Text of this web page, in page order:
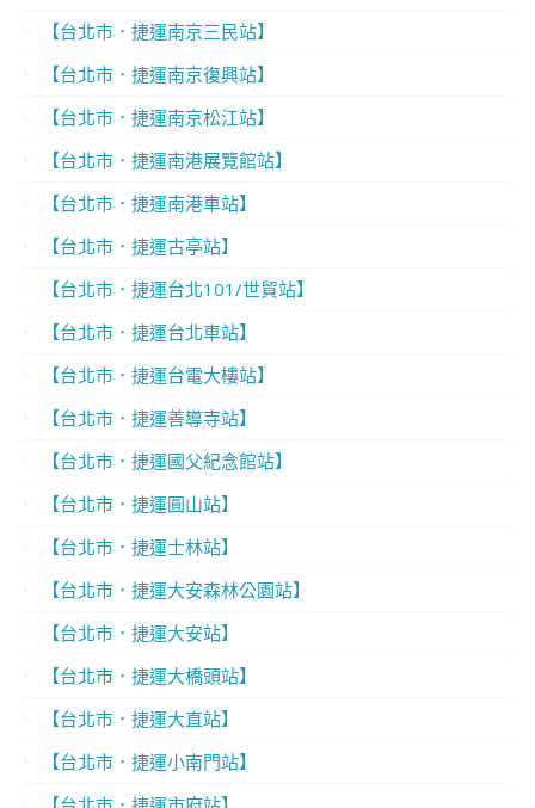
【台北市．捷運南京三民站】
【台北市．捷運南京復興站】
【台北市．捷運南京松江站】
【台北市．捷運南港展覽館站】
【台北市．捷運南港車站】
【台北市．捷運古亭站】
【台北市．捷運台北101/世貿站】
【台北市．捷運台北車站】
【台北市．捷運台電大樓站】
【台北市．捷運善導寺站】
【台北市．捷運國父紀念館站】
【台北市．捷運圓山站】
【台北市．捷運士林站】
【台北市．捷運大安森林公園站】
【台北市．捷運大安站】
【台北市．捷運大橋頭站】
【台北市．捷運大直站】
【台北市．捷運小南門站】